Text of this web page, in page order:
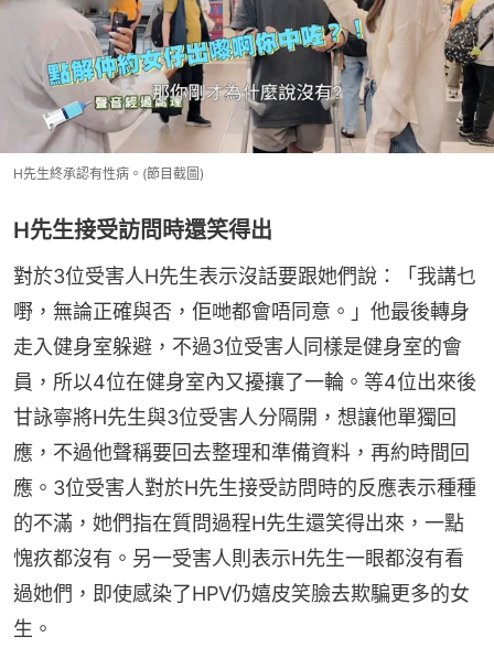
H先生終承認有性病。(節目截圖)
H先生接受訪問時還笑得出
對於3位受害人H先生表示沒話要跟她們說：「我講乜
嘢，無論正確與否，佢哋都會唔同意。」他最後轉身
走入健身室躲避，不過3位受害人同樣是健身室的會
員，所以4位在健身室內又擾攘了一輪。等4位出來後
甘詠寧將H先生與3位受害人分隔開，想讓他單獨回
應，不過他聲稱要回去整理和準備資料，再約時間回
應。3位受害人對於H先生接受訪問時的反應表示種種
的不滿，她們指在質問過程H先生還笑得出來，一點
愧疚都沒有。另一受害人則表示H先生一眼都沒有看
過她們，即使感染了HPV仍嬉皮笑臉去欺騙更多的女
生。